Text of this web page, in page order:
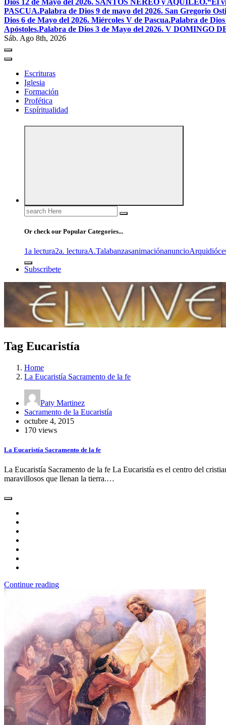
Dios 12 de Mayo del 2026. SANTOS NEREO y AQUILEO.“El
PASCUA.Palabra de Dios 9 de mayo del 2026. San Gregorio
Dios 6 de Mayo del 2026. Miércoles V de Pascua.Palabra de
Apóstoles.Palabra de Dios 3 de Mayo del 2026. V DOMINGO
Sáb. Ago 8th, 2026
Escrituras
Iglesia
Formación
Profética
Espíritualidad
Search
for:
Or check our Popular Categories...
1a lectura2a. lecturaA.Talabanzasanimaciónanuncio
Subscribete
Tag Eucaristía
Home
La Eucaristía Sacramento de la fe
Paty Martinez
Sacramento de la Eucaristía
octubre 4, 2015
170 views
La Eucaristía Sacramento de la fe
La Eucaristía Sacramento de la fe La Eucaristía es el centro del
maravillosos que llenan la tierra.…
Continue reading